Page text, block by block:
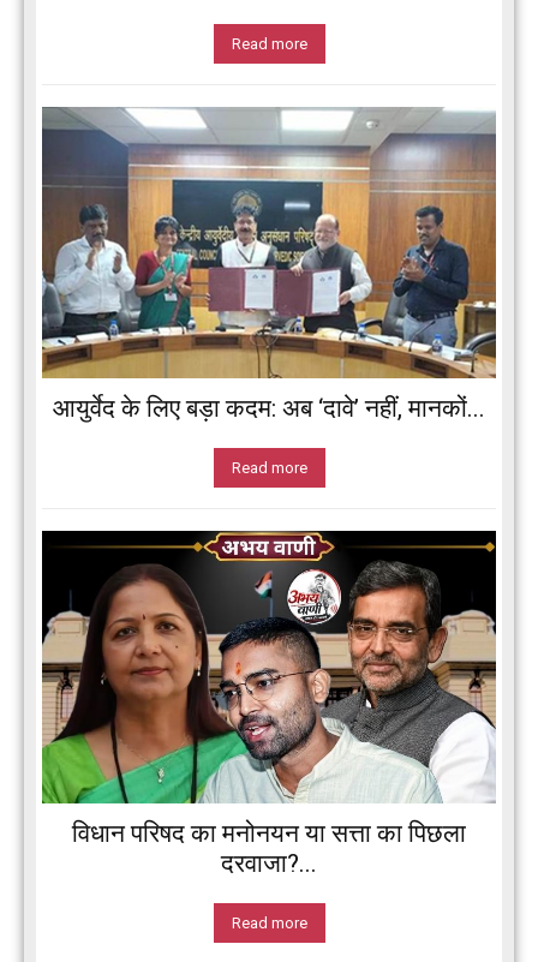
Read more
आयुर्वेद के लिए बड़ा कदम: अब ‘दावे’ नहीं, मानकों...
Read more
विधान परिषद का मनोनयन या सत्ता का पिछला
दरवाजा?...
Read more